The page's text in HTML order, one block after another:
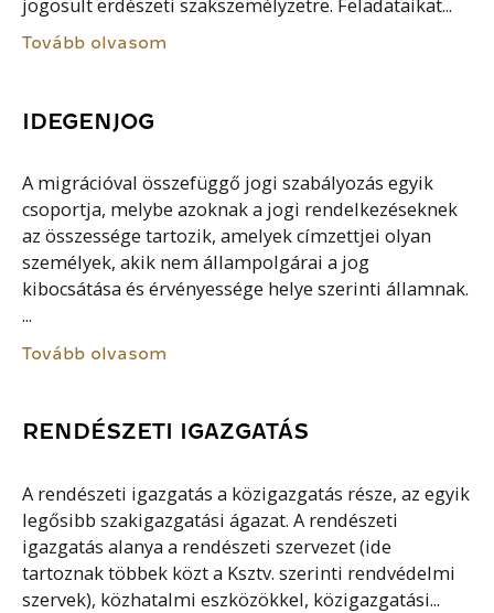
jogosult erdészeti szakszemélyzetre. Feladataikat...
Tovább olvasom
IDEGENJOG
A migrációval összefüggő jogi szabályozás egyik
csoportja, melybe azoknak a jogi rendelkezéseknek
az összessége tartozik, amelyek címzettjei olyan
személyek, akik nem állampolgárai a jog
kibocsátása és érvényessége helye szerinti államnak.
...
Tovább olvasom
RENDÉSZETI IGAZGATÁS
A rendészeti igazgatás a közigazgatás része, az egyik
legősibb szakigazgatási ágazat. A rendészeti
igazgatás alanya a rendészeti szervezet (ide
tartoznak többek közt a Ksztv. szerinti rendvédelmi
szervek), közhatalmi eszközökkel, közigazgatási...